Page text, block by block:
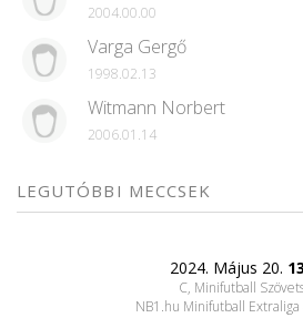
2004.00.00
Varga Gergő
1998.02.13
Witmann Norbert
2006.01.14
LEGUTÓBBI MECCSEK
2024. Május 20.
C, Minifutball
NB1.hu Minifutball Extraliga